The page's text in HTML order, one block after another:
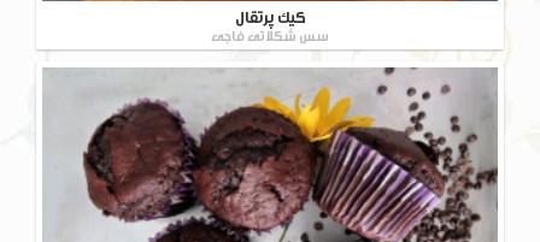
کیک پرتقال
سس شکلاتی فاجی